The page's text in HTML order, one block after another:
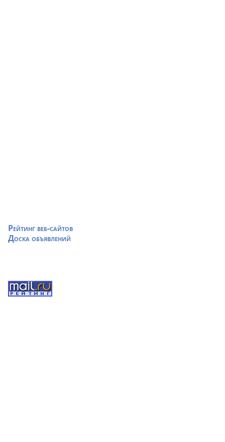
Рейтинг веб-сайтов
Доска объявлений